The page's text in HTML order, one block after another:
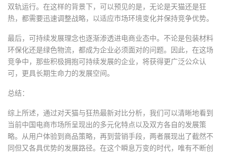
双轨运行。在这样的背景下，可以预见的是，无论是天猫还是狂
热，都需要迅速调整战略，以适应市场环境变化并保持竞争优势。
最后，可持续发展理念也逐渐渗透进电商业态中。不论是包装材料
环保化还是绿色物流，都成为企业必须面对的问题。因此，在这场
竞争中，那些积极拥抱可持续发展的企业，将获得更广泛公众认
可，更具长期生命力的发展空间。
总结：
综上所述，通过对天猫与狂热最新对比分析，我们可以清晰地看到
当前中国电商市场所呈现出的多元化特点以及双方各自的发展策
略。从用户体验到商品策略，再到营销手段，两者展现出了截然不
同但又各具优势的发展路径。在这个瞬息万变的时代，唯有不断创